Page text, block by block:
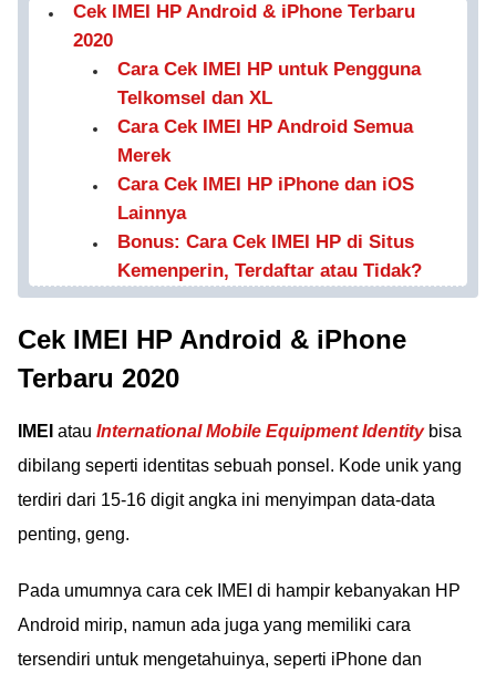
Cek IMEI HP Android & iPhone Terbaru
2020
Cara Cek IMEI HP untuk Pengguna
Telkomsel dan XL
Cara Cek IMEI HP Android Semua
Merek
Cara Cek IMEI HP iPhone dan iOS
Lainnya
Bonus: Cara Cek IMEI HP di Situs
Kemenperin, Terdaftar atau Tidak?
Cek IMEI HP Android & iPhone
Terbaru 2020
IMEI atau International Mobile Equipment Identitybisa
dibilang seperti identitas sebuah ponsel. Kode unik yang
terdiri dari 15-16 digit angka ini menyimpan data-data
penting, geng.
Pada umumnya cara cek IMEI di hampir kebanyakan HP
Android mirip, namun ada juga yang memiliki cara
tersendiri untuk mengetahuinya, seperti iPhone dan